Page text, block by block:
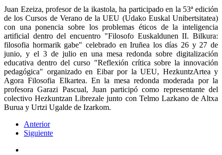
Juan Ezeiza, profesor de la ikastola, ha participado en la 53ª edición
de los Cursos de Verano de la UEU (Udako Euskal Unibertsitatea)
con una ponencia sobre los problemas éticos de la inteligencia
artificial dentro del encuentro "Filosofo Euskaldunen II. Bilkura:
filosofia hormarik gabe" celebrado en Iruñea los días 26 y 27 de
junio, y el 3 de julio en una mesa redonda sobre digitalización
educativa dentro del curso "Reflexión crítica sobre la innovación
pedagógica" organizado en Eibar por la UEU, HezkuntzArtea y
Agora Filosofia Elkartea. En la mesa redonda moderada por la
profesora Garazi Pascual, Juan participó como representante del
colectivo Hezkuntzan Librezale junto con Telmo Lazkano de Altxa
Burua y Urtzi Ugalde de Izarkom.
Anterior
Siguiente